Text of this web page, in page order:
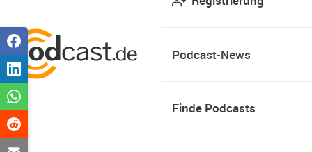
Podcast-News
Finde Podcasts